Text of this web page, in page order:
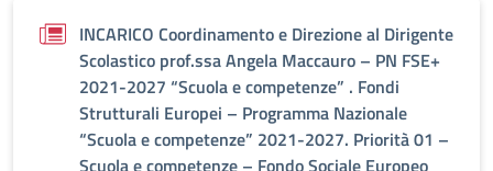
INCARICO Coordinamento e Direzione al Dirigente
Scolastico prof.ssa Angela Maccauro – PN FSE+
2021-2027 “Scuola e competenze” . Fondi
Strutturali Europei – Programma Nazionale
“Scuola e competenze” 2021-2027. Priorità 01 –
Scuola e competenze – Fondo Sociale Europeo